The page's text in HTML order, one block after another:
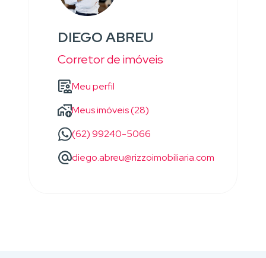
DIEGO ABREU
Corretor de imóveis
Meu perfil
Meus imóveis (28)
(62) 99240-5066
diego.abreu@rizzoimobiliaria.com